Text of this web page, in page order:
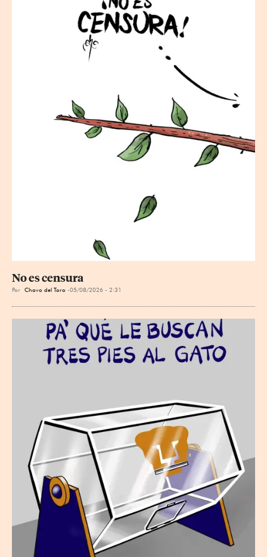
No es censura
Por Chavo del Toro 05/08/2026 - 2:31